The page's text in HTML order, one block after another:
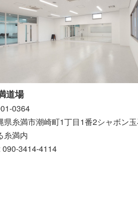
道場
0364
県糸満市潮崎町1丁目1番2シャボン玉
糸満内
090-3414-4114